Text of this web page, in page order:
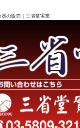
の販売｜三省堂実業